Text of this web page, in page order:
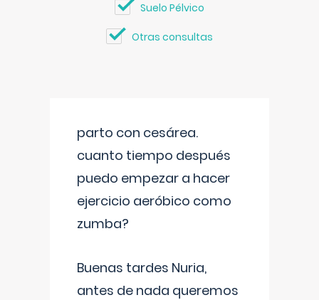
Suelo Pélvico
Otras consultas
parto con cesárea.
cuanto tiempo después
puedo empezar a hacer
ejercicio aeróbico como
zumba?
Buenas tardes Nuria,
antes de nada queremos